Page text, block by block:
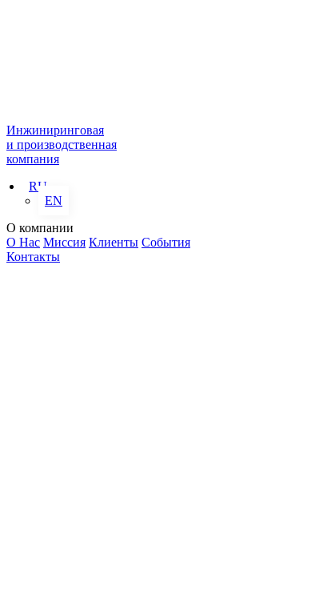
Инжиниринговая
и производственная
компания
RU
EN
О компании
О Нас Миссия Клиенты События
Контакты